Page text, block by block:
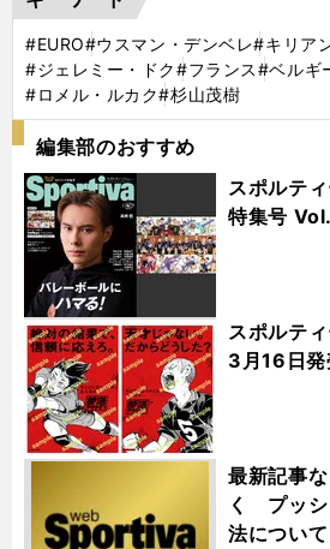
#EURO#ウスマン・デンベレ#キリア
#ジェレミー・ドク#フランス#ベルギ
#ロメル・ルカク#杉山茂樹
編集部のおすすめ
スポルテ
特集号
スポルテ
3月16日発
最新記事
く プッシ
法について